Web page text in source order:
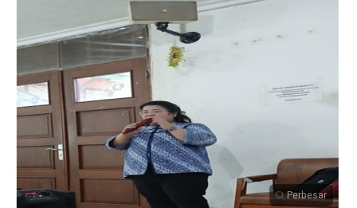
Perbesar